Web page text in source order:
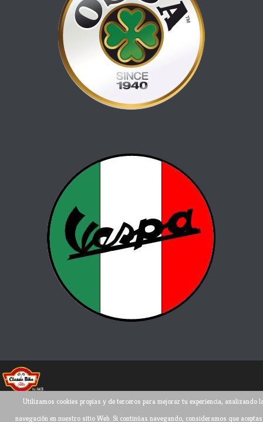
Utilizamos cookies propias y de terceros para mejorar tu experiencia, analizando
navegación en nuestro sitio Web. Si continúas navegando, consideramos que